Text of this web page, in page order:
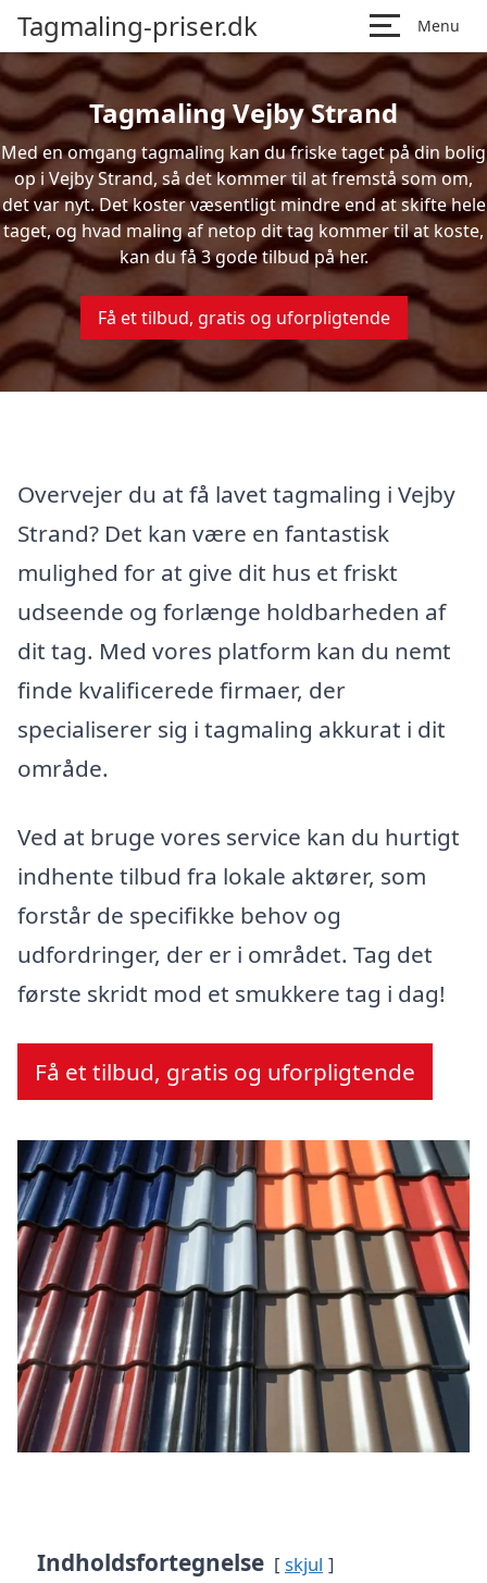
Tagmaling-priser.dk Menu
Tagmaling Vejby Strand
Med en omgang tagmaling kan du friske taget på din bolig
op i Vejby Strand, så det kommer til at fremstå som om,
det var nyt. Det koster væsentligt mindre end at skifte hele
taget, og hvad maling af netop dit tag kommer til at koste,
kan du få 3 gode tilbud på her.
Få et tilbud, gratis og uforpligtende
Overvejer du at få lavet tagmaling i Vejby
Strand? Det kan være en fantastisk
mulighed for at give dit hus et friskt
udseende og forlænge holdbarheden af
dit tag. Med vores platform kan du nemt
finde kvalificerede firmaer, der
specialiserer sig i tagmaling akkurat i dit
område.
Ved at bruge vores service kan du hurtigt
indhente tilbud fra lokale aktører, som
forstår de specifikke behov og
udfordringer, der er i området. Tag det
første skridt mod et smukkere tag i dag!
Få et tilbud, gratis og uforpligtende
Indholdsfortegnelse skjul